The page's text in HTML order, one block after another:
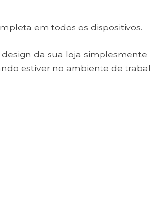
em todos os dispositivos.
da sua loja simplesmente
estiver no ambiente de